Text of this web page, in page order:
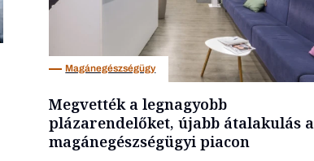
Magánegészségügy
Megvették a legnagyobb
plázarendelőket, újabb átalakulás a
magánegészségügyi piacon